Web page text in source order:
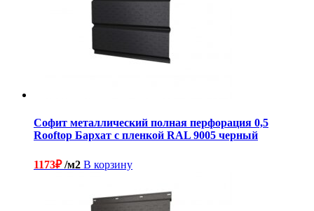
Софит металлический полная перфорация 0,5
Rooftop Бархат с пленкой RAL 9005 черный
1173₽/м2 В корзину